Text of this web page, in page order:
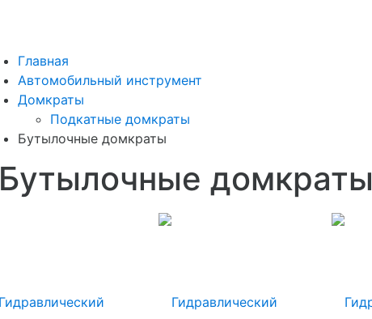
Главная
Автомобильный инструмент
Домкраты
Подкатные домкраты
Бутылочные домкраты
Бутылочные домкраты